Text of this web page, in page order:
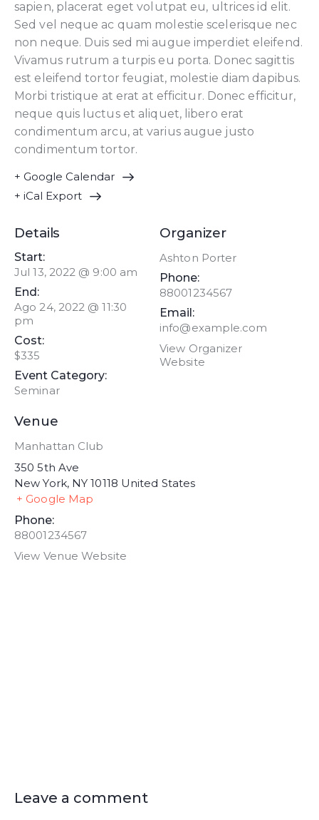
sapien, placerat eget volutpat eu, ultrices id elit.
Sed vel neque ac quam molestie scelerisque nec
non neque. Duis sed mi augue imperdiet eleifend.
Vivamus rutrum a turpis eu porta. Donec sagittis
est eleifend tortor feugiat, molestie diam dapibus.
Morbi tristique at erat at efficitur. Donec efficitur,
neque quis luctus et aliquet, libero erat
condimentum arcu, at varius augue justo
condimentum tortor.
+ Google Calendar
+ iCal Export
Details
Start:
Jul 13, 2022 @ 9:00 am
End:
Ago 24, 2022 @ 11:30
pm
Cost:
$335
Event Category:
Seminar
Organizer
Ashton Porter
Phone:
88001234567
Email:
info@example.com
View Organizer
Website
Venue
Manhattan Club
350 5th Ave
New York, NY 10118 United States
+ Google Map
Phone:
88001234567
View Venue Website
Leave a comment